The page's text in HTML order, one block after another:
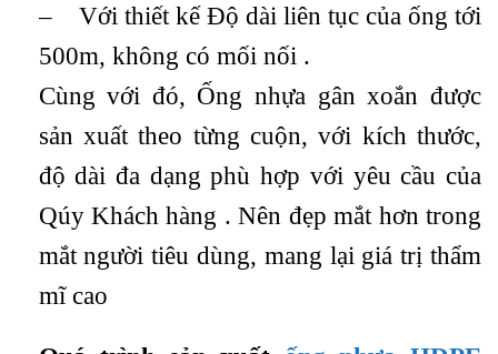
– Với thiết kế Độ dài liên tục của ống tới
500m, không có mối nối .
Cùng với đó, Ống nhựa gân xoắn được
sản xuất theo từng cuộn, với kích thước,
độ dài đa dạng phù hợp với yêu cầu của
Qúy Khách hàng . Nên đẹp mắt hơn trong
mắt người tiêu dùng, mang lại giá trị thẩm
mĩ cao